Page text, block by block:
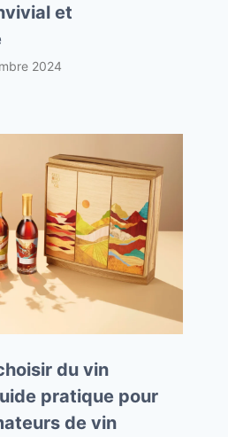
et
2024
du vin
pratique pour
de vin